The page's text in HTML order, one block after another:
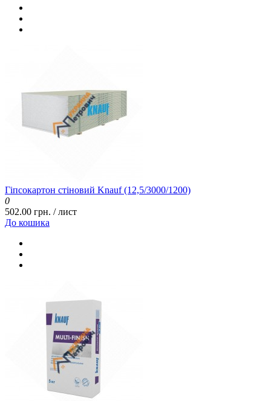
Гіпсокартон стіновий Knauf (12,5/3000/1200)
0
502.00 грн. / лист
До кошика